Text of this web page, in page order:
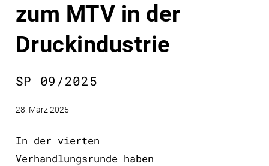
zum MTV in der
Druckindustrie
SP 09/2025
28. März 2025
In der vierten
Verhandlungsrunde haben